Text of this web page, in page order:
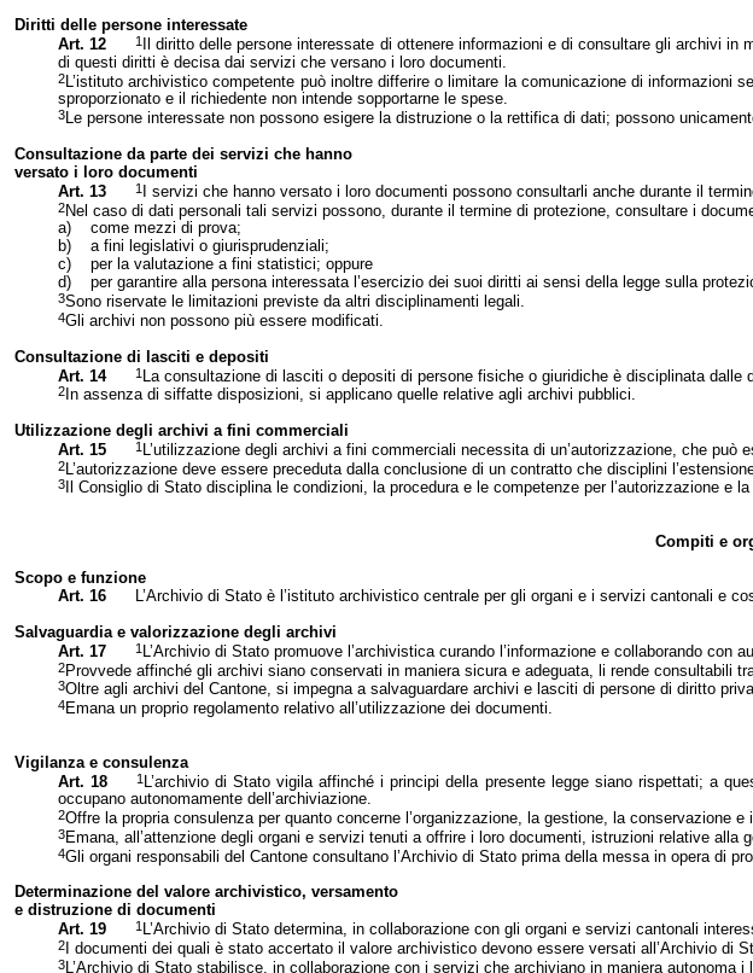
Diritti delle persone interessate
Art. 12
1
Il diritto delle persone interessate di ottenere informazioni e di consultare gli archivi
di questi diritti è decisa dai servizi che versano i loro documenti.
2L’istituto archivistico competente può inoltre differire o limitare la comunicazione di
sproporzionato e il richiedente non intende sopportarne le spese.
3Le persone interessate non possono esigere la distruzione o la rettifica di dati; possono
Consultazione da parte dei servizi che hanno
versato i loro documenti
Art. 13
1I servizi che hanno versato i loro documenti possono consultarli anche durante il
2Nel caso di dati personali tali servizi possono, durante il termine di protezione, consultare i
a)
come mezzi di prova;
b)
a fini legislativi o giurisprudenziali;
c)
per la valutazione a fini statistici; oppure
d)
per garantire alla persona interessata l’esercizio dei suoi diritti ai sensi della legge sulla
3Sono riservate le limitazioni previste da altri disciplinamenti legali.
4Gli archivi non possono più essere modificati.
Consultazione di lasciti e depositi
Art. 14
1La consultazione di lasciti o depositi di persone fisiche o giuridiche è disciplinata dalle
2 In assenza di siffatte disposizioni, si applicano quelle relative agli archivi pubblici.
Utilizzazione degli archivi a fini commerciali
Art. 15
1L’utilizzazione degli archivi a fini commerciali necessita di un’autorizzazione, che può
2L’autorizzazione deve essere preceduta dalla conclusione di un contratto che disciplini
3
Il Consiglio di Stato disciplina le condizioni, la procedura e le competenze per l’autorizzazione
Compiti e
Scopo e funzione
Art. 16
L’Archivio di Stato è l’istituto archivistico centrale per gli organi e i servizi cantonali e
Salvaguardia e valorizzazione degli archivi
Art. 17
1L’Archivio di Stato promuove l’archivistica curando l’informazione e collaborando
2Provvede affinché gli archivi siano conservati in maniera sicura e adeguata, li rende consultabili
3Oltre agli archivi del Cantone, si impegna a salvaguardare archivi e lasciti di persone di diritto
4Emana un proprio regolamento relativo all’utilizzazione dei documenti.
Vigilanza e consulenza
Art. 18
1L’archivio di Stato vigila affinché i principi della presente legge siano rispettati; a
occupano autonomamente dell’archiviazione.
2Offre la propria consulenza per quanto concerne l’organizzazione, la gestione, la conservazione e
3Emana, all’attenzione degli organi e servizi tenuti a offrire i loro documenti, istruzioni relative alla
4Gli organi responsabili del Cantone consultano l’Archivio di Stato prima della messa in opera di
Determinazione del valore archivistico, versamento
e distruzione di documenti
Art. 19
1 L’Archivio di Stato determina, in collaborazione con gli organi e servizi cantonali
2I documenti dei quali è stato accertato il valore archivistico devono essere versati all’Archivio di
3L’Archivio di Stato stabilisce, in collaborazione con i servizi che archiviano in maniera autonoma